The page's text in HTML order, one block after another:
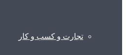
تجارت و کسب و کار